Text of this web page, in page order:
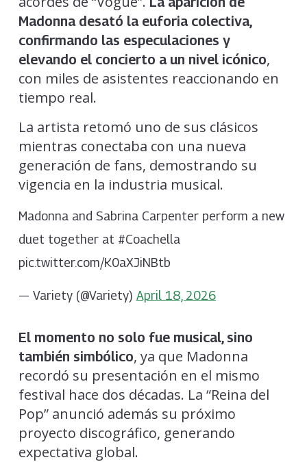
Madonna desató la euforia colectiva,
confirmando las especulaciones y
elevando el concierto a un nivel icónico,
con miles de asistentes reaccionando en
tiempo real.
La artista retomó uno de sus clásicos
mientras conectaba con una nueva
generación de fans, demostrando su
vigencia en la industria musical.
Madonna and Sabrina Carpenter perform a new
duet together at #Coachella
pic.twitter.com/K0aXJiNBtb
— Variety (@Variety) April 18, 2026
El momento no solo fue musical, sino
también simbólico, ya que Madonna
recordó su presentación en el mismo
festival hace dos décadas. La “Reina del
Pop” anunció además su próximo
proyecto discográfico, generando
expectativa global.